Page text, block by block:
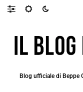
Blog ufficiale di Beppe